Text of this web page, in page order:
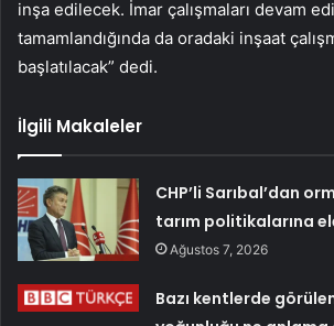
inşa edilecek. İmar çalışmaları devam
tamamlandığında da oradaki inşaat
başlatılacak” dedi.
İlgili Makaleler
CHP’li Sarıbal’dan
tarım politikalarına
Ağustos 7, 2026
Bazı kentlerde